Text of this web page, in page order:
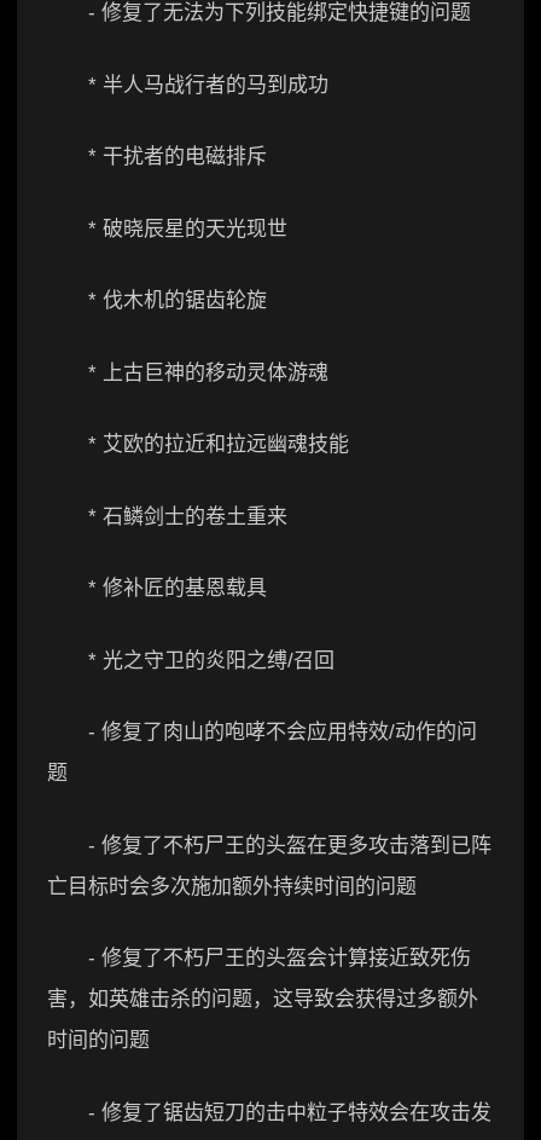
- 修复了无法为下列技能绑定快捷键的问题
* 半人马战行者的马到成功
* 干扰者的电磁排斥
* 破晓辰星的天光现世
* 伐木机的锯齿轮旋
* 上古巨神的移动灵体游魂
* 艾欧的拉近和拉远幽魂技能
* 石鳞剑士的卷土重来
* 修补匠的基恩载具
* 光之守卫的炎阳之缚/召回
- 修复了肉山的咆哮不会应用特效/动作的问
题
- 修复了不朽尸王的头盔在更多攻击落到已阵
亡目标时会多次施加额外持续时间的问题
- 修复了不朽尸王的头盔会计算接近致死伤
害，如英雄击杀的问题，这导致会获得过多额外
时间的问题
- 修复了锯齿短刀的击中粒子特效会在攻击发